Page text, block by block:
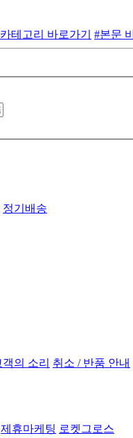
테고리 바로가기 #본문
정기배송
객의 소리 취소 / 반품 안내
제휴마케팅 로켓그로스